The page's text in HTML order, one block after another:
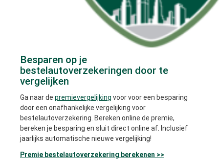
Besparen op je
bestelautoverzekeringen door te
vergelijken
Ga naar de premievergelijking voor voor een besparing
door een onafhankelijke vergelijking voor
bestelautoverzekering. Bereken online de premie,
bereken je besparing en sluit direct online af. Inclusief
jaarlijks automatische nieuwe vergelijking!
Premie bestelautoverzekering berekenen >>